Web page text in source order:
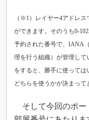
（※1）レイヤー4アドレ
ができます。そのうち0-
予約された番号で、IANA
理を行う組織）が管理し
をすると、勝手に使っては
どちらを使うかが決まって
そして今回のポー